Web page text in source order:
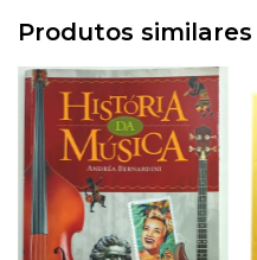
Produtos similares